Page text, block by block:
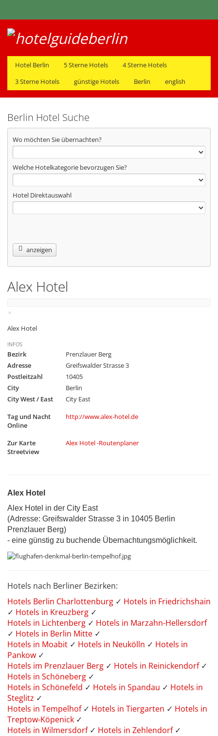
Hotel Berlin 5 Sterne Hotels
4 Sterne Hotels
3 Sterne Hotels
günstige Hotels Berlin english
Berlin Hotel Suche
Wo möchten Sie übernachten?
Welche Hotelkategorie bevorzugen Sie?
Hotel Direktauswahl
anzeigen
Alex Hotel
Alex Hotel
INFOS
Bezirk
Prenzlauer Berg
Adresse
Greifswalder Strasse 3
Postleitzahl
10405
City
Berlin
City West / East
City East
Tag und Nacht
Online
http://www.alex-hotel.de
Zur Karte
Streetview
Alex Hotel -Routenplaner
Alex Hotel
Alex Hotel in der City East
(Adresse: Greifswalder Strasse 3 in 10405 Berlin
Prenzlauer Berg)
- eine günstig zu buchende Übernachtungsmöglichkeit.
Hotels nach Berliner Bezirken:
Hotels Berlin Charlottenburg ✓ Hotels in Friedrichshain
✓ Hotels in Kreuzberg ✓
Hotels in Lichtenberg ✓ Hotels in Marzahn-Hellersdorf
✓ Hotels in Berlin Mitte ✓
Hotels in Moabit ✓ Hotels in Neukölln ✓ Hotels in
Pankow ✓
Hotels im Prenzlauer Berg ✓ Hotels in Reinickendorf ✓
Hotels in Schöneberg ✓
Hotels in Schönefeld ✓ Hotels in Spandau ✓ Hotels in
Steglitz ✓
Hotels in Tempelhof ✓ Hotels in Tiergarten ✓ Hotels in
Treptow-Köpenick ✓
Hotels in Wilmersdorf ✓ Hotels in Zehlendorf✓